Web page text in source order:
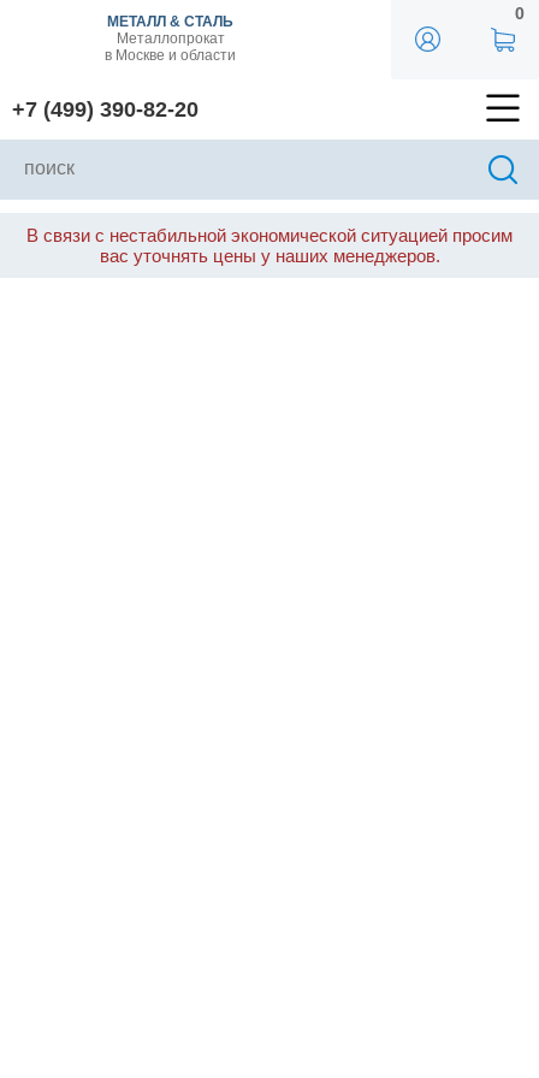
МЕТАЛЛ & СТАЛЬ
Металлопрокат
в Москве и области
+7 (499) 390-82-20
0
В связи с нестабильной экономической ситуацией просим
вас уточнять цены у наших менеджеров.